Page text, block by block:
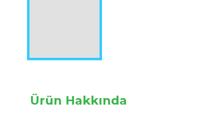
Ürün Hakkında